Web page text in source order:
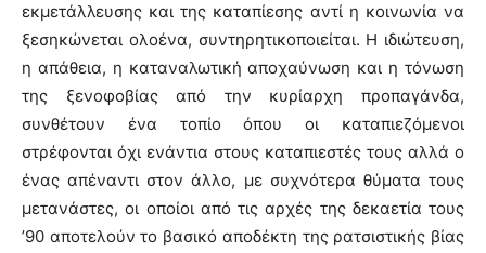
εκμετάλλευσης και της καταπίεσης αντί η κοινωνία να
ξεσηκώνεται ολοένα, συντηρητικοποιείται. Η ιδιώτευση,
η απάθεια, η καταναλωτική αποχαύνωση και η τόνωση
της ξενοφοβίας από την κυρίαρχη προπαγάνδα,
συνθέτουν ένα τοπίο όπου οι καταπιεζόμενοι
στρέφονται όχι ενάντια στους καταπιεστές τους αλλά ο
ένας απέναντι στον άλλο, με συχνότερα θύματα τους
μετανάστες, οι οποίοι από τις αρχές της δεκαετία τους
’90 αποτελούν το βασικό αποδέκτη της ρατσιστικής βίας